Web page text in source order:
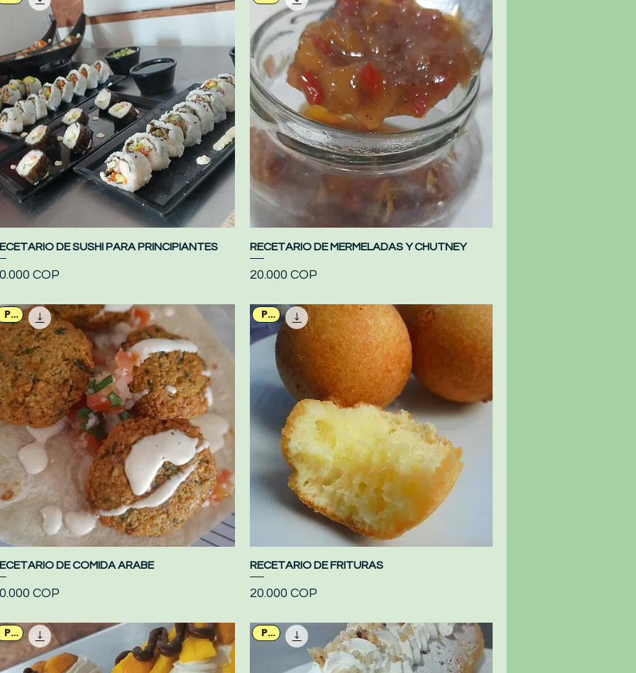
Vista rápida
DE SUSHI PARA PRINCIPIANTES
COP
Vista rápida
RECETARIO DE MERMELADAS Y CHUTNEY
Precio
20.000 COP
Vista rápida
PDF
DE COMIDA ARABE
COP
Vista rápida
PDF
RECETARIO DE FRITURAS
Precio
20.000 COP
PDF PDF